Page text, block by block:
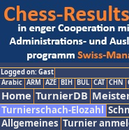
Logged on: Gast
Arabic ARM AZE BIH BUL CAT CHN
Home TurnierDB
Turnierschach-Elozahl
Allgemeines Turnier